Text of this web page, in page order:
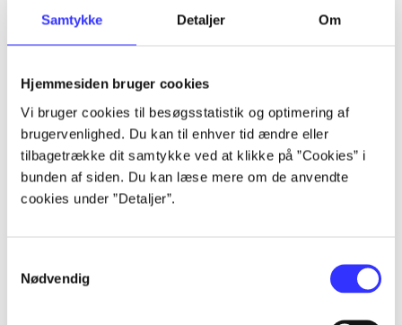
Samtykke Detaljer Om
Hjemmesiden bruger cookies
Vi bruger cookies til besøgsstatistik og optimering af
brugervenlighed. Du kan til enhver tid ændre eller
tilbagetrække dit samtykke ved at klikke på ”Cookies” i
bunden af siden. Du kan læse mere om de anvendte
cookies under ”Detaljer”.
Nødvendig
Artikler
...
...
...